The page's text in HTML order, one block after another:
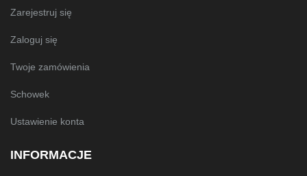
Zarejestruj się
Zaloguj się
Twoje zamówienia
Schowek
Ustawienie konta
INFORMACJE